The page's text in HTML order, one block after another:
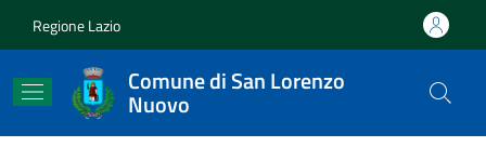
Regione Lazio
Comune di San Lorenzo
Nuovo